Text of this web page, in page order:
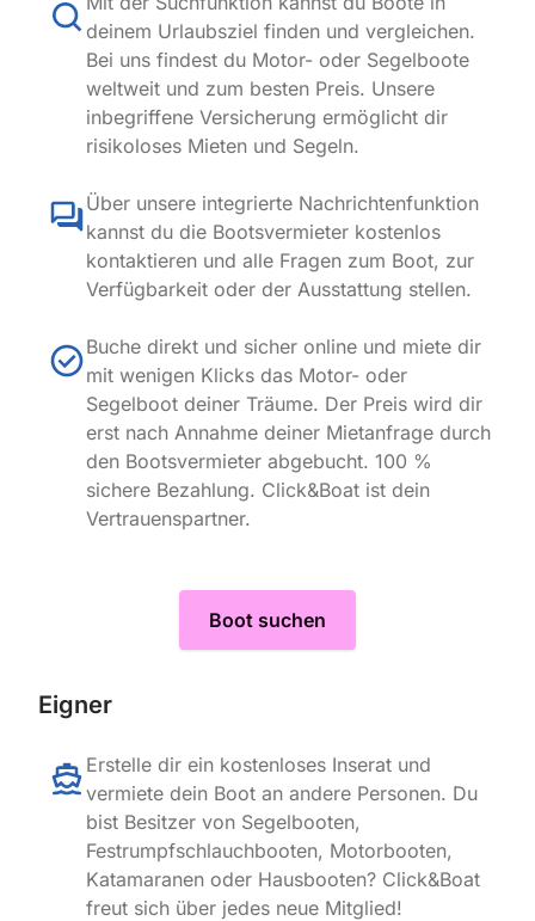
deinem Urlaubsziel finden und vergleichen.
Bei uns findest du Motor- oder Segelboote
weltweit und zum besten Preis. Unsere
inbegriffene Versicherung ermöglicht dir
risikoloses Mieten und Segeln.
Über unsere integrierte Nachrichtenfunktion
kannst du die Bootsvermieter kostenlos
kontaktieren und alle Fragen zum Boot, zur
Verfügbarkeit oder der Ausstattung stellen.
Buche direkt und sicher online und miete dir
mit wenigen Klicks das Motor- oder
Segelboot deiner Träume. Der Preis wird dir
erst nach Annahme deiner Mietanfrage durch
den Bootsvermieter abgebucht. 100 %
sichere Bezahlung. Click&Boat ist dein
Vertrauenspartner.
Boot suchen
Eigner
Erstelle dir ein kostenloses Inserat und
vermiete dein Boot an andere Personen. Du
bist Besitzer von Segelbooten,
Festrumpfschlauchbooten, Motorbooten,
Katamaranen oder Hausbooten? Click&Boat
freut sich über jedes neue Mitglied!